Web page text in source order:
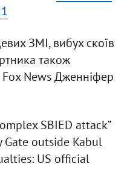
ЗМІ, вибух скоїв
також
Fox News Дженніфер
SBIED attack”
outside Kabul
US official